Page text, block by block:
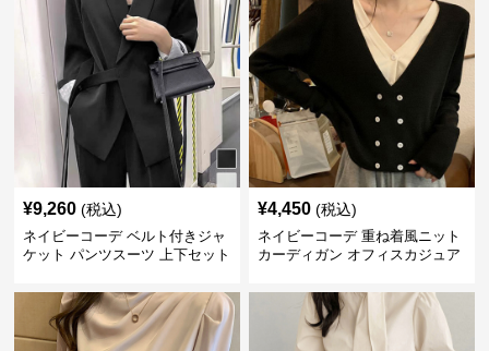
¥9,260 (税込)
ネイビーコーデ ベルト付きジャ
ケット パンツスーツ 上下セット
¥4,450 (税込)
ネイビーコーデ 重ね着風ニット
カーディガン オフィスカジュア